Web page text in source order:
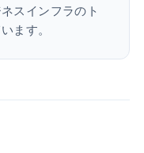
スインフラのト
ます。